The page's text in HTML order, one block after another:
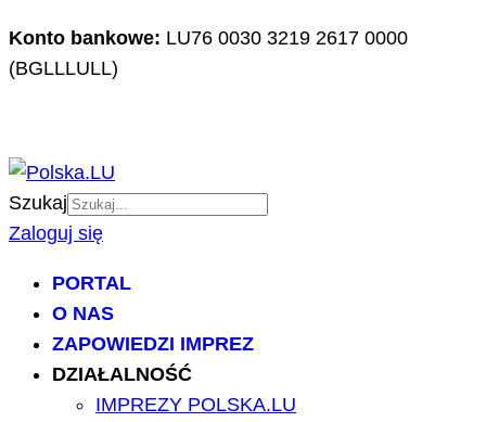
Konto bankowe: LU76 0030 3219 2617 0000
(BGLLLULL)
Szukaj
Zaloguj się
PORTAL
O NAS
ZAPOWIEDZI IMPREZ
DZIAŁALNOŚĆ
IMPREZY POLSKA.LU